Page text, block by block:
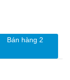
Bán hàng 2